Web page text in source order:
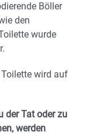
Böller
den
wurde
wird auf
der Tat oder zu
werden